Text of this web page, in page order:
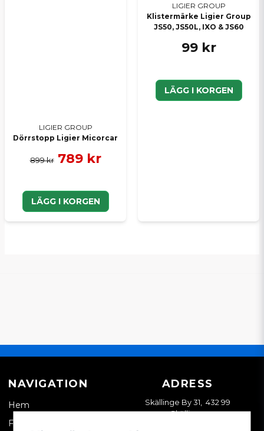
LIGIER GROUP
Dörrstopp Ligier Micorcar
899 kr 789 kr
LÄGG I KORGEN
LIGIER GROUP
Klistermärke Ligier Group
JS50, JS50L, IXO & JS60
99 kr
LÄGG I KORGEN
NAVIGATION
Hem
Företagskund
ADRESS
Skällinge By 31, 432 99
Skällinge